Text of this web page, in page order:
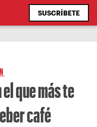
SUSCRÍBETE
que más te
café